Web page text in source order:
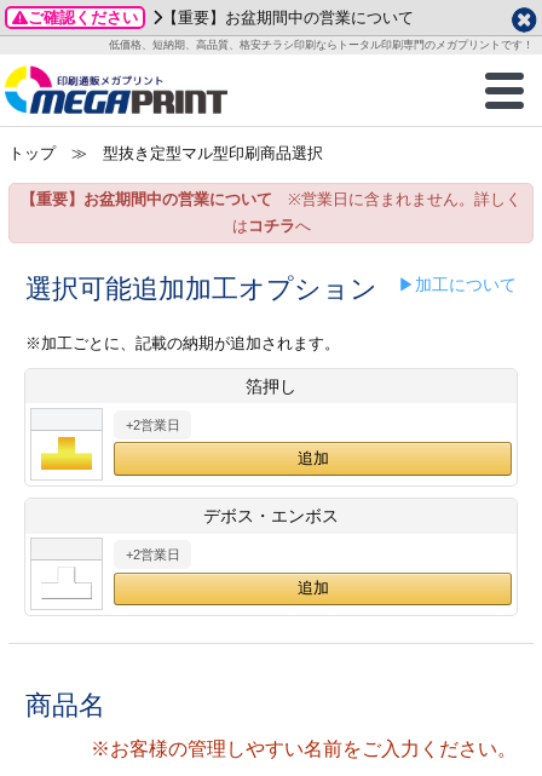
ご確認ください 【重要】お盆期間中の営業について
低価格、短納期、高品質、格安チラシ印刷ならトータル印刷専門のメガプリントです！
商品一覧
グッズ
ステッカー
ックカード印刷
業ツール印刷
＆盛り上げ印刷
ご利用ガイド
お客様へ
いて
方法
/送料について
刷
カード印刷
ックカード名刺
ムカード
型マル型印刷
ード印刷
印刷
データ作成ガイド
成前に
ガイド
加工指示ガイド
テンプレート
ード印刷
名刺印刷
ックカード
ード印刷
印刷
形マル型
印刷
一覧
わせ
り
プル請求
2026年 8月
月
火 水 木 金
土
1
3
4 5 6 7
8
15
24
25 26 27
29
土
1
2 3
8 9 10 11
12
14
15 16 17 18
19
25
26
28
29 30
トップ≫ 型抜き定型マル型印刷商品選択
【重要】お盆期間中の営業について ※営業日に含まれません。詳しく
は コチラへ
選択可能追加加工オプション ▶加工について
※加工ごとに、記載の納期が追加されます。
箔押し
+2営業日
デボス・エンボス
+2営業日
商品名
※お客様の管理しやすい名前をご入力ください。